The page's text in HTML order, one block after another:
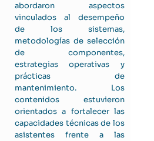
abordaron aspectos
vinculados al desempeño
de los sistemas,
metodologías de selección
de componentes,
estrategias operativas y
prácticas de
mantenimiento. Los
contenidos estuvieron
orientados a fortalecer las
capacidades técnicas de los
asistentes frente a las